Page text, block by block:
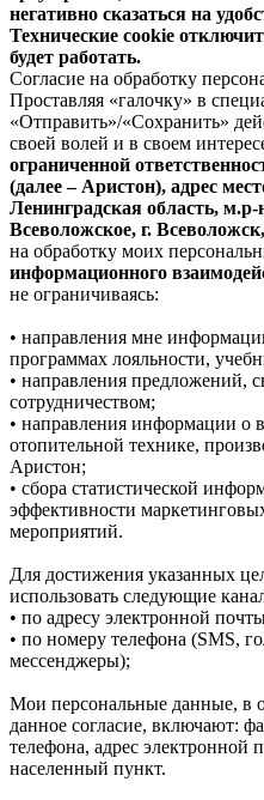
негативно сказаться на
Технические cookie
будет работать.
Согласие на обработку
Проставляя «галочку» в
«Отправить»/«Сохранить»
своей волей и в своем
ограниченной
(далее – Аристон), адрес
Ленинградская область,
Всеволожское, г.
на обработку моих
информационного
не ограничиваясь:
• направления мне
программах лояльности,
• направления предложений,
сотрудничеством;
• направления информации о
отопительной технике,
Аристон;
• сбора статистической
эффективности
мероприятий.
Для достижения указанных
использовать следующие
• по адресу электронной
• по номеру телефона (SMS,
мессенджеры);
Мои персональные данные, в
данное согласие, включают:
телефона, адрес электронной
населенный пункт.